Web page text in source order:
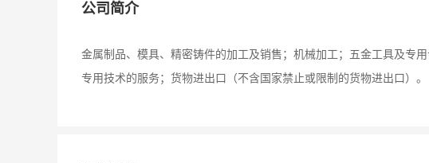
公司简介
金属制品、模具、精密铸件的加工及销售；机械加工；五金工具及专
专用技术的服务；货物进出口（不含国家禁止或限制的货物进出口）。